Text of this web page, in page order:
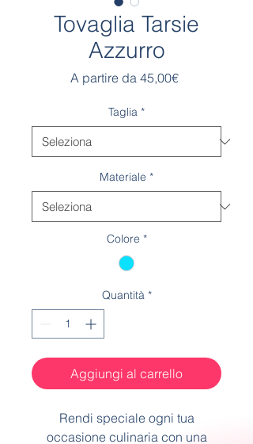
Tovaglia Tarsie
Azzurro
A partire da 45,00€Prezzo
Taglia *
Materiale *
Colore *
Quantità *
Aggiungi al carrello
Rendi speciale ogni tua
occasione culinaria con una